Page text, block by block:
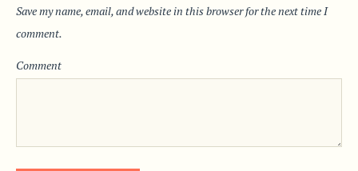
Save my name, email, and website in this browser for the next time I
comment.
Comment